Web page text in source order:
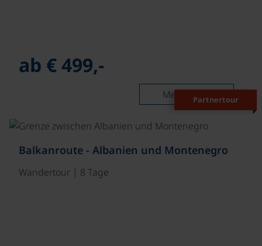
ab € 499,-
Mehr lesenPartnertour
Balkanroute - Albanien und Montenegro
Wandertour | 8 Tage